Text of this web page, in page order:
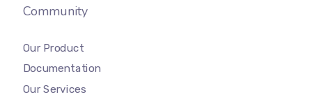
Community
Our Product
Documentation
Our Services